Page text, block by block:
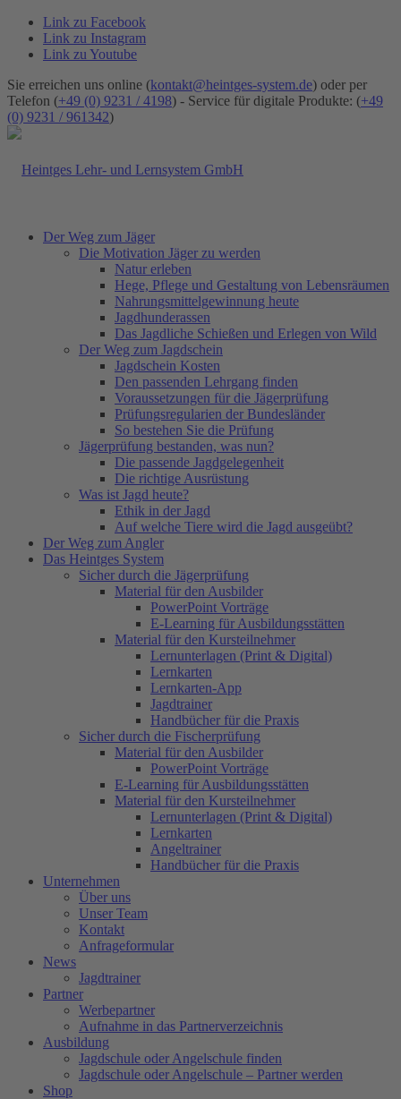
Link zu Facebook
Link zu Instagram
Link zu Youtube
Sie erreichen uns online (kontakt@heintges-system.de) oder per
Telefon (+49 (0) 9231 / 4198) - Service für digitale Produkte: (+49
(0) 9231 / 961342)
Der Weg zum Jäger
Die Motivation Jäger zu werden
Natur erleben
Hege, Pflege und Gestaltung von Lebensräumen
Nahrungsmittelgewinnung heute
Jagdhunderassen
Das Jagdliche Schießen und Erlegen von Wild
Der Weg zum Jagdschein
Jagdschein Kosten
Den passenden Lehrgang finden
Voraussetzungen für die Jägerprüfung
Prüfungsregularien der Bundesländer
So bestehen Sie die Prüfung
Jägerprüfung bestanden, was nun?
Die passende Jagdgelegenheit
Die richtige Ausrüstung
Was ist Jagd heute?
Ethik in der Jagd
Auf welche Tiere wird die Jagd ausgeübt?
Der Weg zum Angler
Das Heintges System
Sicher durch die Jägerprüfung
Material für den Ausbilder
PowerPoint Vorträge
E-Learning für Ausbildungsstätten
Material für den Kursteilnehmer
Lernunterlagen (Print & Digital)
Lernkarten
Lernkarten-App
Jagdtrainer
Handbücher für die Praxis
Sicher durch die Fischerprüfung
Material für den Ausbilder
PowerPoint Vorträge
E-Learning für Ausbildungsstätten
Material für den Kursteilnehmer
Lernunterlagen (Print & Digital)
Lernkarten
Angeltrainer
Handbücher für die Praxis
Unternehmen
Über uns
Unser Team
Kontakt
Anfrageformular
News
Jagdtrainer
Partner
Werbepartner
Aufnahme in das Partnerverzeichnis
Ausbildung
Jagdschule oder Angelschule finden
Jagdschule oder Angelschule – Partner werden
Shop